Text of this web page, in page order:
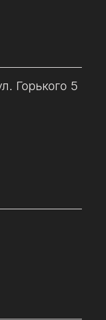
Горького 5